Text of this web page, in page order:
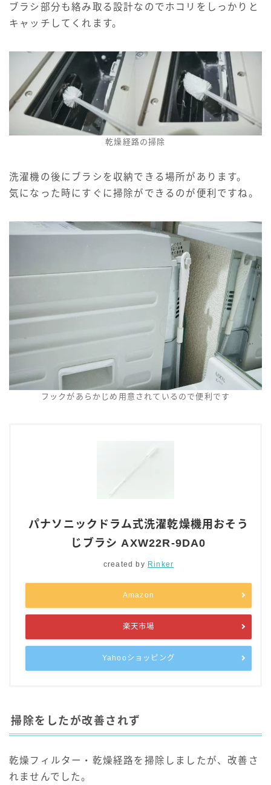
ブラシ部分も絡み取る設計なのでホコリをしっかりと
キャッチしてくれます。
乾燥経路の掃除
洗濯機の後にブラシを収納できる場所があります。
気になった時にすぐに掃除ができるのが便利ですね。
フックがあらかじめ用意されているので便利です
パナソニックドラム式洗濯乾燥機用おそう
じブラシ AXW22R-9DA0
created by Rinker
Amazon
楽天市場
Yahooショッピング
掃除をしたが改善されず
乾燥フィルター・乾燥経路を掃除しましたが、改善さ
れませんでした。